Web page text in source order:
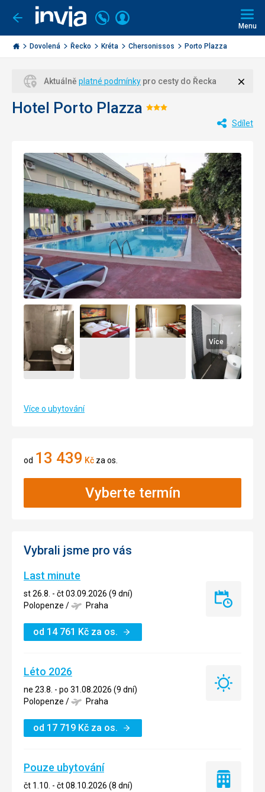
Jít
zpět
Invia.cz
Volejte
226
000
284
Přihlásit
Menu
Dovolená Řecko Kréta Chersonissos Porto Plazza
Aktuálně platné podmínky pro cesty do Řecka
Hotel Porto Plazza Hodnocení:
Sdílet
Více
Více o ubytování
od 13 439 Kč za os.
Vyberte termín
Vybrali jsme pro vás
Last minute
st 26.8. - čt 03.09.2026 (9 dní)
Polopenze / Praha
od 14 761 Kč za os.
Last
Léto 2026
ne 23.8. - po 31.08.2026 (9 dní)
Polopenze / Praha
od 17 719 Kč za os.
Léto
Pouze ubytování
čt 1.10. - čt 08.10.2026 (8 dní)
Pouze